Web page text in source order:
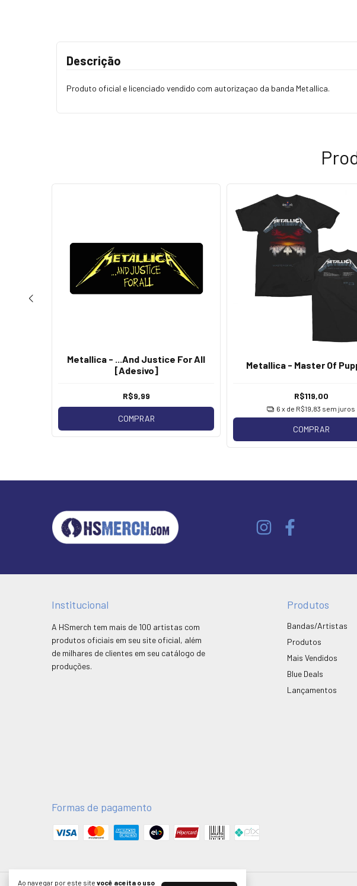
Ao navegar por este site você aceita o uso
Descrição
Produto oficial e licenciado vendido com autorizaçao da banda Metallica.
Metallica - ...And Justice For All
[Adesivo]
R$9,99
COMPRAR
Metallica - Master Of
R$119,00
6 x de R$19,83 sem juros
COMPRAR
Institucional
A HSmerch tem mais de 100 artistas com
produtos oficiais em seu site oficial, além
de milhares de clientes em seu catálogo de
produções.
Produtos
Bandas/Artistas
Produtos
Mais Vendidos
Blue Deals
Lançamentos
Formas de pagamento